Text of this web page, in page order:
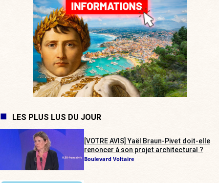
LES PLUS LUS DU JOUR
[VOTRE AVIS] Yaël Braun-Pivet doit-elle
renoncer à son projet architectural ?
Boulevard Voltaire